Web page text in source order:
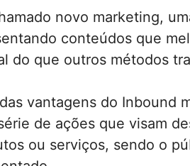
novo marketing,
conteúdos que
do que outros métodos
vantagens do Inbound
de ações que visam
ou serviços, sendo o